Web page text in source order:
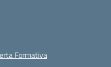
Formativa